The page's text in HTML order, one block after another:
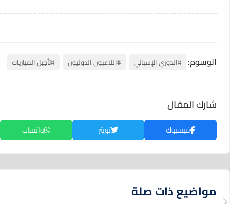
الوسوم: #الدوري الإسباني #اللاعبون الدوليون #تأجيل المباريات
شارك المقال
فيسبوك تويتر واتساب
مواضيع ذات صلة